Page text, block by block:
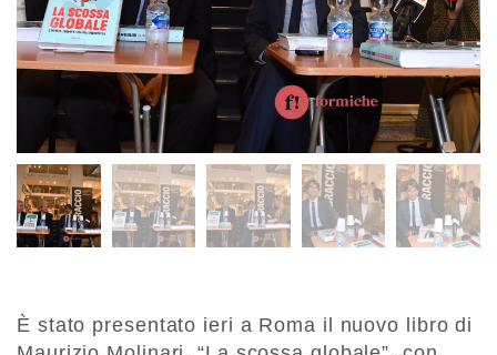
È stato presentato ieri a Roma il nuovo libro di